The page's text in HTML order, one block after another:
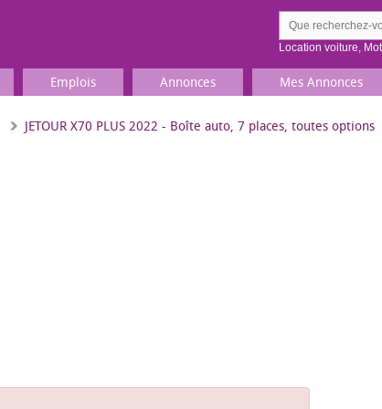
Location voiture,
Emplois Annonces Mes Annonces
JETOUR X70 PLUS 2022 - Boîte auto, 7 places, toutes options